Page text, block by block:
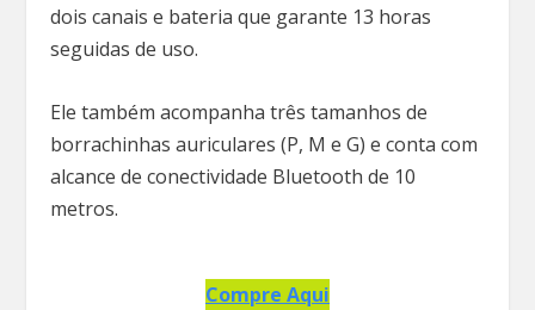
dois canais e bateria que garante 13 horas
seguidas de uso.
Ele também acompanha três tamanhos de
borrachinhas auriculares (P, M e G) e conta com
alcance de conectividade Bluetooth de 10
metros.
Compre Aqui